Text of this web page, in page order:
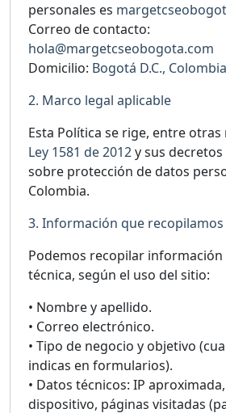
personales es
Correo de contacto:
hola@margetcseobogota.com
Domicilio: Bogotá D.C., Colombia
2. Marco legal aplicable
Esta Política se rige, entre
Ley 1581 de 2012y sus
sobre protección de datos
Colombia.
3. Información que recopilamos
Podemos recopilar información
técnica, según el uso del sitio:
• Nombre y apellido.
• Correo electrónico.
• Tipo de negocio y objetivo
indicas en formularios).
• Datos técnicos: IP
dispositivo, páginas visitadas